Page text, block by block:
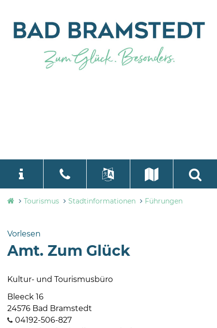
Tourismusbüro
Bramstedt
19
Bramstedt
http://www.bad-
bramstedt.de
language
Tourismus Stadtinformationen Führungen
Vorlesen
Amt. Zum Glück
Kultur- und Tourismusbüro
Bleeck 16
24576 Bad Bramstedt
04192-506-827